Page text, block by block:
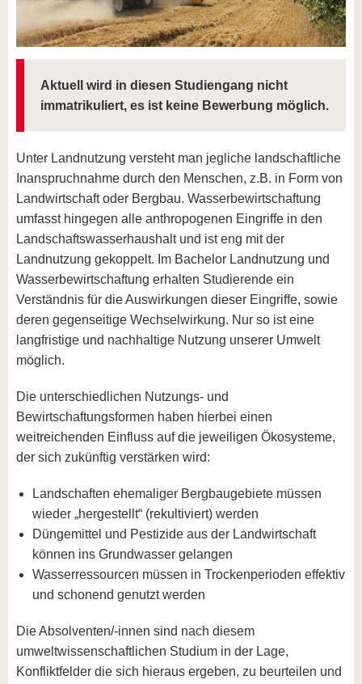
Aktuell wird in diesen Studiengang nicht
immatrikuliert, es ist keine Bewerbung möglich.
Unter Landnutzung versteht man jegliche landschaftliche
Inanspruchnahme durch den Menschen, z.B. in Form von
Landwirtschaft oder Bergbau. Wasserbewirtschaftung
umfasst hingegen alle anthropogenen Eingriffe in den
Landschaftswasserhaushalt und ist eng mit der
Landnutzung gekoppelt. Im Bachelor Landnutzung und
Wasserbewirtschaftung erhalten Studierende ein
Verständnis für die Auswirkungen dieser Eingriffe, sowie
deren gegenseitige Wechselwirkung. Nur so ist eine
langfristige und nachhaltige Nutzung unserer Umwelt
möglich.
Die unterschiedlichen Nutzungs- und
Bewirtschaftungsformen haben hierbei einen
weitreichenden Einfluss auf die jeweiligen Ökosysteme,
der sich zukünftig verstärken wird:
Landschaften ehemaliger Bergbaugebiete müssen
wieder „hergestellt“ (rekultiviert) werden
Düngemittel und Pestizide aus der Landwirtschaft
können ins Grundwasser gelangen
Wasserressourcen müssen in Trockenperioden effektiv
und schonend genutzt werden
Die Absolventen/-innen sind nach diesem
umweltwissenschaftlichen Studium in der Lage,
Konfliktfelder die sich hieraus ergeben, zu beurteilen und